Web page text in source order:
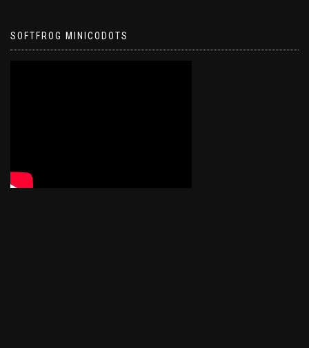
SOFTFROG MINICODOTS